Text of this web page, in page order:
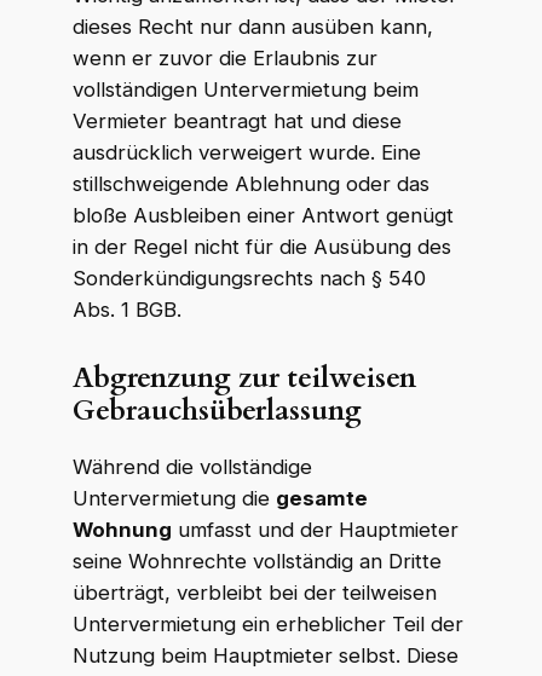
dieses Recht nur dann ausüben kann,
wenn er zuvor die Erlaubnis zur
vollständigen Untervermietung beim
Vermieter beantragt hat und diese
ausdrücklich verweigert wurde. Eine
stillschweigende Ablehnung oder das
bloße Ausbleiben einer Antwort genügt
in der Regel nicht für die Ausübung des
Sonderkündigungsrechts nach § 540
Abs. 1 BGB.
Abgrenzung zur teilweisen
Gebrauchsüberlassung
Während die vollständige
Untervermietung die gesamte
Wohnung umfasst und der Hauptmieter
seine Wohnrechte vollständig an Dritte
überträgt, verbleibt bei der teilweisen
Untervermietung ein erheblicher Teil der
Nutzung beim Hauptmieter selbst. Diese